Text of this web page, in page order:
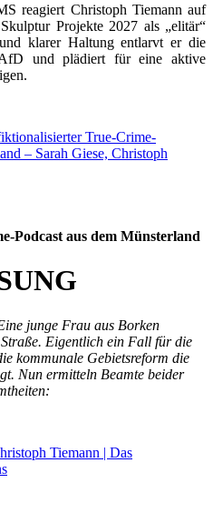
reagiert Christoph Tiemann auf
Projekte 2027 als „elitär“
klarer Haltung entlarvt er die
und plädiert für eine aktive
Podcast aus dem Münsterland
junge Frau aus Borken
Eigentlich ein Fall für die
kommunale Gebietsreform die
Nun ermitteln Beamte beider